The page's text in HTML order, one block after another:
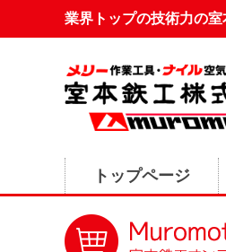
業界トップの技術力の
トップページ